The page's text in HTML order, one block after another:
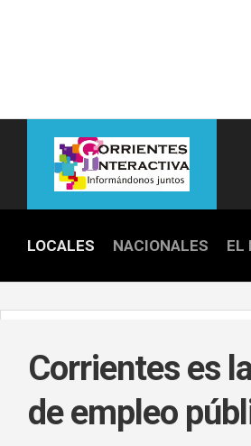
LOCALES NACIONALES EL
Corrientes es
de empleo